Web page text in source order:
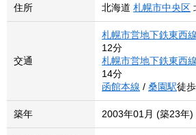
住所 北海道 札幌市中央区
交通
札幌市営地下鉄東西線
12分
札幌市営地下鉄東西線
14分
函館本線 / 桑園駅徒
築年 2003年01月 (築23年)